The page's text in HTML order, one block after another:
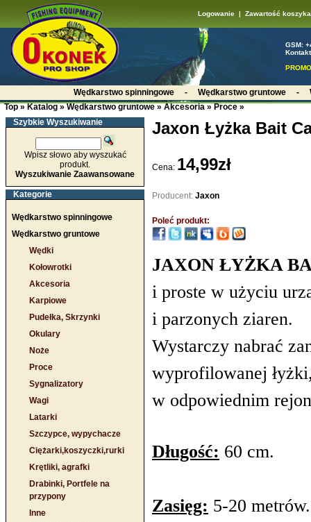
Logowanie| Zawartość koszyka
GSM:
Wędkarstwo spinningowe - Wędkarstwo gruntowe -
Top » Katalog » Wędkarstwo gruntowe » Akcesoria » Proce »
Szybkie Wyszukiwanie
Wpisz słowo aby wyszukać
produkt.
Wyszukiwanie Zaawansowane
Kategorie
Wędkarstwo spinningowe
Wędkarstwo gruntowe
Wędki
Kołowrotki
Akcesoria
Karpiowe
Pudełka, Skrzynki
Okulary
Noże
Proce
Sygnalizatory
Wagi
Latarki
Szczypce, wypychacze
Ciężarki,koszyczki,rurki
Krętliki, agrafki
Drabinki, Portfele na
przypony
Inne
Jaxon Łyżka Bait
Cena: 14,99zł
Producent: Jaxon
Poleć produkt:
JAXON ŁYŻKA
i proste w użyciu
i parzonych ziaren.
Wystarczy nabrać
wyprofilowanej
w odpowiednim
Długość: 60 cm.
Zasięg: 5-20 metrów.